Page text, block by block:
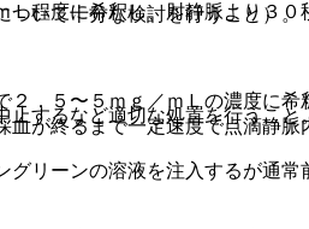
いて十分な検討を行うこと）。
止するなど適切な処置を行うこと
程度に希釈し、肘静脈より３０
．５〜５ｍｇ／ｍＬの濃度に
が終るまで一定速度で点滴静脈
リーンの溶液を注入するが通